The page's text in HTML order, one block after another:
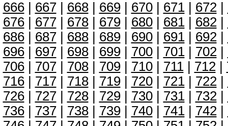
666| 667| 668| 669| 670| 671| 672|
676| 677| 678| 679| 680| 681| 682|
686| 687| 688| 689| 690| 691| 692|
696| 697| 698| 699| 700| 701| 702|
706| 707| 708| 709| 710| 711| 712|
716| 717| 718| 719| 720| 721| 722|
726| 727| 728| 729| 730| 731| 732|
736| 737| 738| 739| 740| 741| 742|